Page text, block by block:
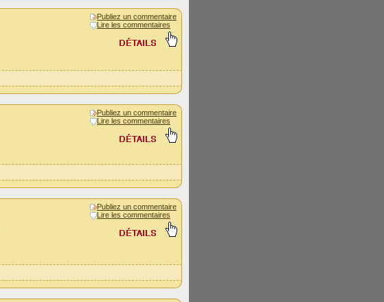
Publiez un commentaire
Lire les commentaires
Publiez un commentaire
Lire les commentaires
Publiez un commentaire
Lire les commentaires